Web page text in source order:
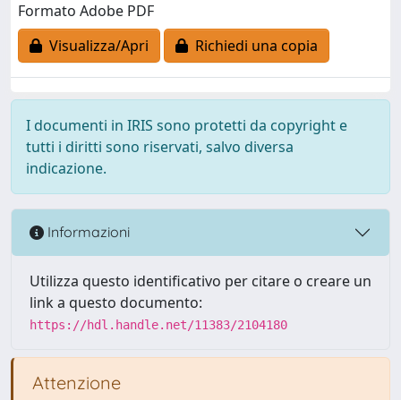
Formato Adobe PDF
Visualizza/Apri
Richiedi una copia
I documenti in IRIS sono protetti da copyright e
tutti i diritti sono riservati, salvo diversa
indicazione.
Informazioni
Utilizza questo identificativo per citare o creare un
link a questo documento:
https://hdl.handle.net/11383/2104180
Attenzione